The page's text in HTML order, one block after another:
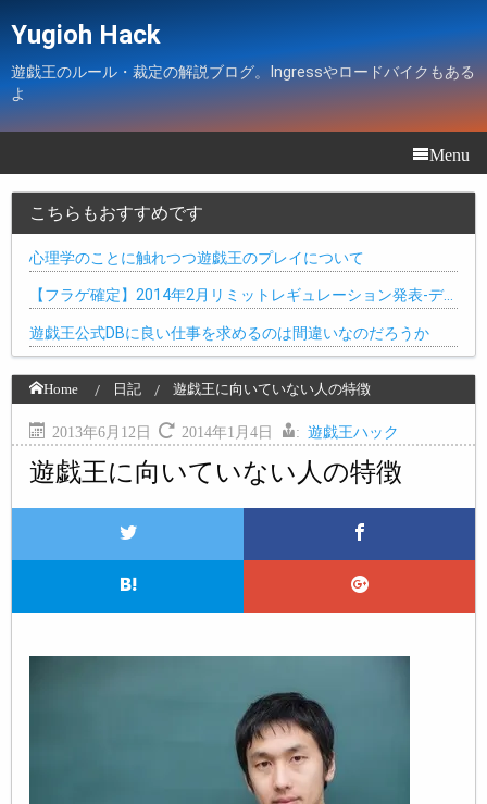
Yugioh Hack
遊戯王のルール・裁定の解説ブログ。Ingressやロードバイクもある
よ
Menu
こちらもおすすめです
心理学のことに触れつつ遊戯王のプレイについて
【フラゲ確定】2014年2月リミットレギュレーション発表-デ…
遊戯王公式DBに良い仕事を求めるのは間違いなのだろうか
Home 日記 遊戯王に向いていない人の特徴
2013年6月12日 2014年1月4日 : 遊戯王ハック
遊戯王に向いていない人の特徴